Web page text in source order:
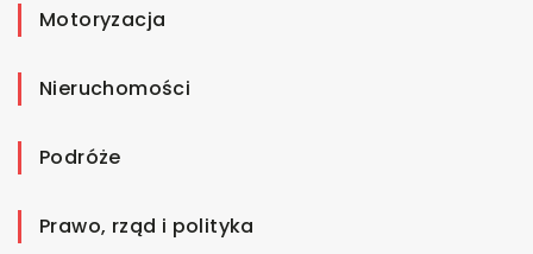
Motoryzacja
Nieruchomości
Podróże
Prawo, rząd i polityka